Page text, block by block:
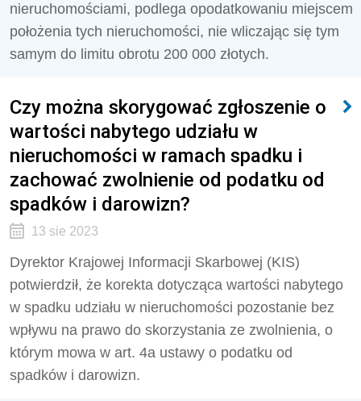
nieruchomościami, podlega opodatkowaniu miejscem
położenia tych nieruchomości, nie wliczając się tym
samym do limitu obrotu 200 000 złotych.
Czy można skorygować zgłoszenie o
wartości nabytego udziału w
nieruchomości w ramach spadku i
zachować zwolnienie od podatku od
spadków i darowizn?
13 sie 2023
Dyrektor Krajowej Informacji Skarbowej (KIS)
potwierdził, że korekta dotycząca wartości nabytego
w spadku udziału w nieruchomości pozostanie bez
wpływu na prawo do skorzystania ze zwolnienia, o
którym mowa w art. 4a ustawy o podatku od
spadków i darowizn.